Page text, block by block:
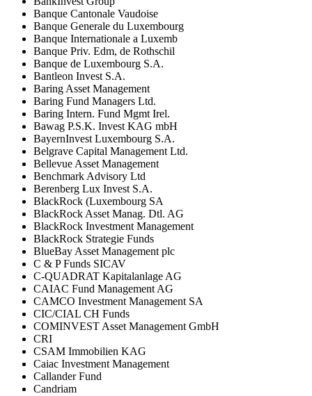
Banque Cantonale Vaudoise
Banque Generale du Luxembourg
Banque Internationale a Luxemb
Banque Priv. Edm, de Rothschil
Banque de Luxembourg S.A.
Bantleon Invest S.A.
Baring Asset Management
Baring Fund Managers Ltd.
Baring Intern. Fund Mgmt Irel.
Bawag P.S.K. Invest KAG mbH
BayernInvest Luxembourg S.A.
Belgrave Capital Management Ltd.
Bellevue Asset Management
Benchmark Advisory Ltd
Berenberg Lux Invest S.A.
BlackRock (Luxembourg SA
BlackRock Asset Manag. Dtl. AG
BlackRock Investment Management
BlackRock Strategie Funds
BlueBay Asset Management plc
C & P Funds SICAV
C-QUADRAT Kapitalanlage AG
CAIAC Fund Management AG
CAMCO Investment Management SA
CIC/CIAL CH Funds
COMINVEST Asset Management GmbH
CRI
CSAM Immobilien KAG
Caiac Investment Management
Callander Fund
Candriam